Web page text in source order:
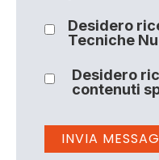
Desidero
Tecniche
Desidero
contenuti